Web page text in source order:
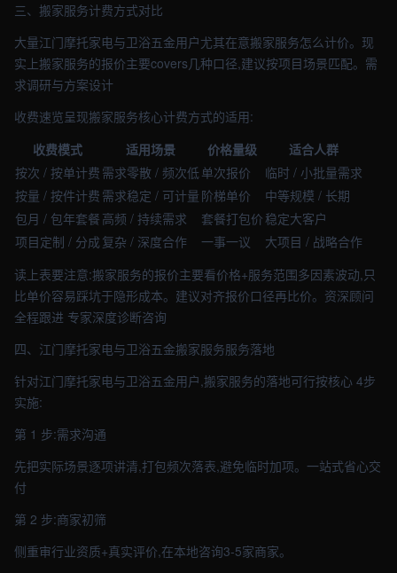
三、搬家服务计费方式对比
大量江门摩托家电与卫浴五金用户尤其在意搬家服务怎么计价。现
实上搬家服务的报价主要covers几种口径,建议按项目场景匹配。需
求调研与方案设计
收费速览呈现搬家服务核心计费方式的适用:
收费模式
适用场景 价格量级
适合人群
按次 / 按单计费 需求零散 / 频次低单次报价
临时 / 小批量需求
按量 / 按件计费 需求稳定 / 可计量 阶梯单价
中等规模 / 长期
包月 / 包年套餐 高频 / 持续需求 套餐打包价稳定大客户
项目定制 / 分成复杂 / 深度合作 一事一议
大项目 / 战略合作
读上表要注意:搬家服务的报价主要看价格+服务范围多因素波动,只
比单价容易踩坑于隐形成本。建议对齐报价口径再比价。资深顾问
全程跟进 专家深度诊断咨询
四、江门摩托家电与卫浴五金搬家服务服务落地
针对江门摩托家电与卫浴五金用户,搬家服务的落地可行按核心 4步
实施:
第 1 步:需求沟通
先把实际场景逐项讲清,打包频次落表,避免临时加项。一站式省心交
付
第 2 步:商家初筛
侧重审行业资质+真实评价,在本地咨询3-5家商家。